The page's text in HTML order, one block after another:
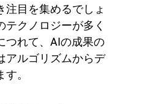
注目を集めるでしょ
テクノロジーが多く
つれて、AIの成果の
アルゴリズムからデ
。